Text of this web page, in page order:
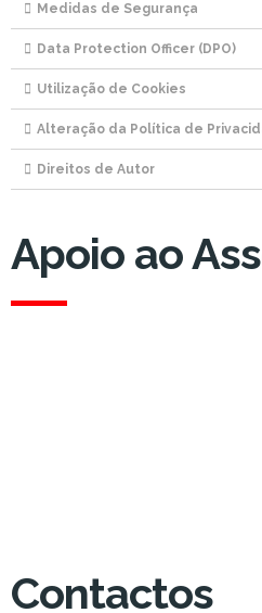
Medidas de Segurança
Data Protection Officer (DPO)
Utilização de Cookies
Alteração da Política de
Direitos de Autor
Apoio ao
Apoio ao
Contactos
Contactos